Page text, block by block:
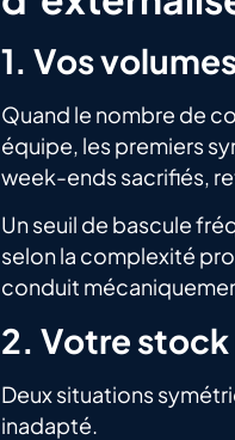
1. Vos
Quand le nombre de
équipe, les premiers
week-ends sacrifiés,
Un seuil de bascule
selon la complexité
conduit
2. Votre
Deux situations
inadapté.